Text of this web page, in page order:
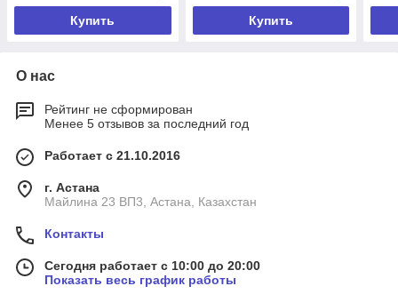
Купить Купить
О нас
Рейтинг не сформирован
Менее 5 отзывов за последний год
Работает с 21.10.2016
г. Астана
Майлина 23 ВП3, Астана, Казахстан
Контакты
Сегодня работает с 10:00 до 20:00
Показать весь график работы